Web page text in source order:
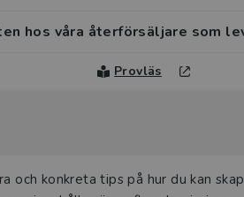
hos våra återförsäljare som
Provläs
och konkreta tips på hur du kan